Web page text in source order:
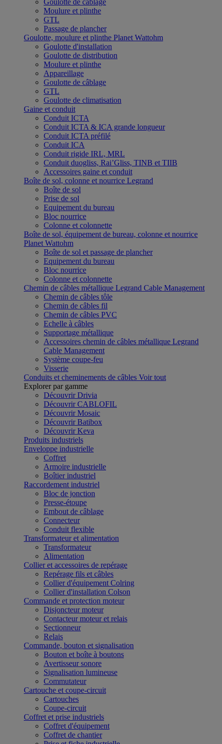
Goulotte de câblage
Moulure et plinthe
GTL
Passage de plancher
Goulotte, moulure et plinthe Planet Wattohm
Goulotte d'installation
Goulotte de distribution
Moulure et plinthe
Appareillage
Goulotte de câblage
GTL
Goulotte de climatisation
Gaine et conduit
Conduit ICTA
Conduit ICTA & ICA grande longueur
Conduit ICTA préfilé
Conduit ICA
Conduit rigide IRL, MRL
Conduit duogliss, Rai’Gliss, TINB et TIIB
Accessoires gaine et conduit
Boîte de sol, colonne et nourrice Legrand
Boîte de sol
Prise de sol
Equipement du bureau
Bloc nourrice
Colonne et colonnette
Boîte de sol, équipement de bureau, colonne et nourrice
Planet Wattohm
Boîte de sol et passage de plancher
Equipement du bureau
Bloc nourrice
Colonne et colonnette
Chemin de câbles métallique Legrand Cable Management
Chemin de câbles tôle
Chemin de câbles fil
Chemin de câbles PVC
Echelle à câbles
Supportage métallique
Accessoires chemin de câbles métallique Legrand
Cable Management
Système coupe-feu
Visserie
Conduits et cheminements de câbles Voir tout
Explorer par gamme
Découvrir Drivia
Découvrir CABLOFIL
Découvrir Mosaic
Découvrir Batibox
Découvrir Keva
Produits industriels
Enveloppe industrielle
Coffret
Armoire industrielle
Boîtier industriel
Raccordement industriel
Bloc de jonction
Presse-étoupe
Embout de câblage
Connecteur
Conduit flexible
Transformateur et alimentation
Transformateur
Alimentation
Collier et accessoires de repérage
Repérage fils et câbles
Collier d'équipement Colring
Collier d'installation Colson
Commande et protection moteur
Disjoncteur moteur
Contacteur moteur et relais
Sectionneur
Relais
Commande, bouton et signalisation
Bouton et boîte à boutons
Avertisseur sonore
Signalisation lumineuse
Commutateur
Cartouche et coupe-circuit
Cartouches
Coupe-circuit
Coffret et prise industriels
Coffret d'équipement
Coffret de chantier